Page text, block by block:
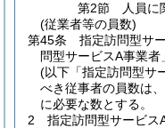
第2節
人員に
(従業者等の員数)
第45条
指定訪問型サ
問型サービスA事業者
(以下「指定訪問型サ
べき従事者の員数は
に必要な数とする。
2
指定訪問型サービス